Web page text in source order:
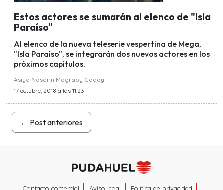
Estos actores se sumarán al elenco de "Isla
Paraíso"
Al elenco de la nueva teleserie vespertina de Mega,
"Isla Paraíso", se integrarán dos nuevos actores en los
próximos capítulos.
Asiya Naserin Mograby Godoy
17 octubre, 2018 a las 11:23
← Post anteriores
Contacto comercial Aviso legal
Política de privacidad